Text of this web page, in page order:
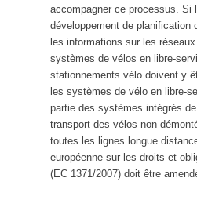
accompagner ce processus. Si
développement de planification
les informations sur les
systèmes de vélos en libre-
stationnements vélo doivent y
les systèmes de vélo en libre-
partie des systèmes intégrés
transport des vélos non
toutes les lignes longue
européenne sur les droits et
(EC 1371/2007) doit être